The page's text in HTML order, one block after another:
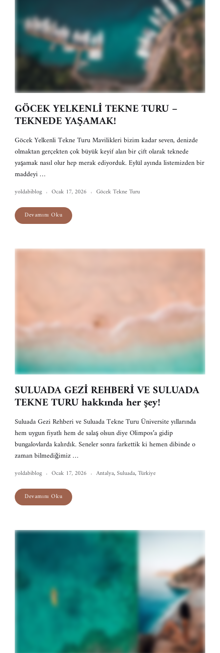
GÖCEK YELKENLİ TEKNE TURU –
TEKNEDE YAŞAMAK!
Göcek Yelkenli Tekne Turu Mavilikleri bizim kadar seven, denizde
olmaktan gerçekten çok büyük keyif alan bir çift olarak teknede
yaşamak nasıl olur hep merak ediyorduk. Eylül ayında listemizden bir
maddeyi …
yoldabiblog Ocak 17, 2026 Göcek Tekne Turu
Devamını Oku
SULUADA GEZİ REHBERİ VE SULUADA
TEKNE TURU hakkında her şey!
Suluada Gezi Rehberi ve Suluada Tekne Turu Üniversite yıllarında
hem uygun fiyatlı hem de salaş olsun diye Olimpos’a gidip
bungalovlarda kalırdık. Seneler sonra farkettik ki hemen dibinde o
zaman bilmediğimiz …
yoldabiblog Ocak 17, 2026 Antalya,Suluada,Türkiye
Devamını Oku